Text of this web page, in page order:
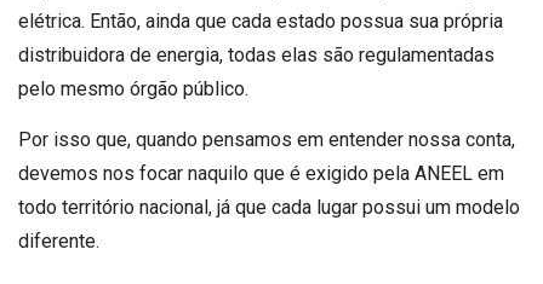
elétrica. Então, ainda que cada estado possua sua própria
distribuidora de energia, todas elas são regulamentadas
pelo mesmo órgão público.
Por isso que, quando pensamos em entender nossa conta,
devemos nos focar naquilo que é exigido pela ANEEL em
todo território nacional, já que cada lugar possui um modelo
diferente.